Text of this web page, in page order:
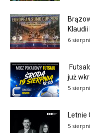
Klaudii
6
już
5
Letnie
5